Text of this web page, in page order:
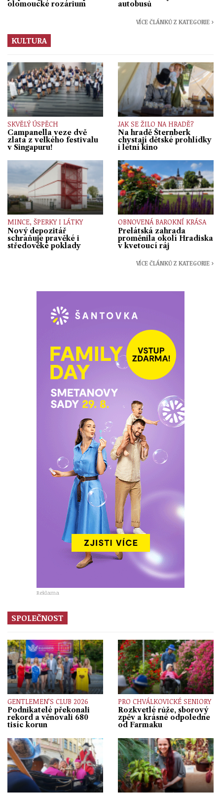
olomoucké rozárium
autobusů
VÍCE ČLÁNKŮ Z KATEGORIE ›
KULTURA
SKVĚLÝ ÚSPĚCH
Campanella veze dvě
zlata z velkého festivalu
v Singapuru!
JAK SE ŽILO NA HRADĚ?
Na hradě Šternberk
chystají dětské prohlídky
i letní kino
MINCE, ŠPERKY I LÁTKY
Nový depozitář
schraňuje pravěké i
středověké poklady
OBNOVENÁ BAROKNÍ KRÁSA
Prelátská zahrada
proměnila okolí Hradiska
v kvetoucí ráj
VÍCE ČLÁNKŮ Z KATEGORIE ›
Reklama
SPOLEČNOST
GENTLEMEN’S CLUB 2026
Podnikatelé překonali
rekord a věnovali 680
tisíc korun
PRO CHVÁLKOVICKÉ SENIORY
Rozkvetlé růže, sborový
zpěv a krásné odpoledne
od Farmaku